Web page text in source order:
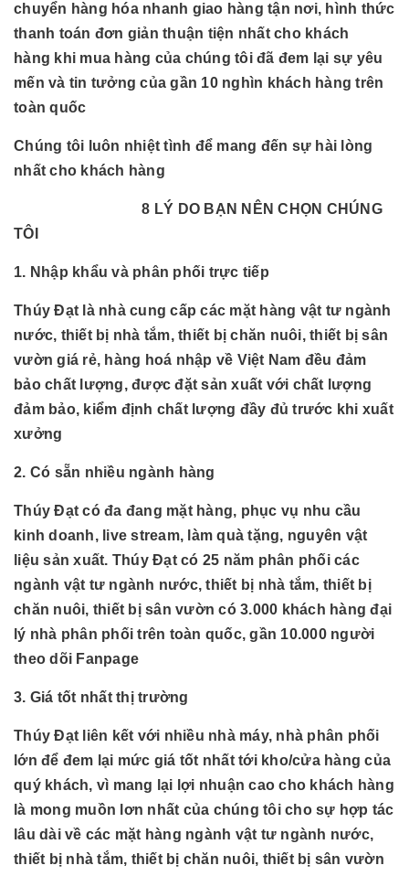
chuyển hàng hóa nhanh giao hàng tận nơi, hình thức
thanh toán đơn giản thuận tiện nhất cho khách
hàng khi mua hàng của chúng tôi đã đem lại sự yêu
mến và tin tưởng của gần 10 nghìn khách hàng trên
toàn quốc
Chúng tôi luôn nhiệt tình để mang đến sự hài lòng
nhất cho khách hàng
8 LÝ DO BẠN NÊN CHỌN CHÚNG
TÔI
1. Nhập khẩu và phân phối trực tiếp
Thúy Đạt là nhà cung cấp các mặt hàng vật tư ngành
nước, thiết bị nhà tắm, thiết bị chăn nuôi, thiết bị sân
vườn giá rẻ, hàng hoá nhập về Việt Nam đều đảm
bảo chất lượng, được đặt sản xuất với chất lượng
đảm bảo, kiểm định chất lượng đầy đủ trước khi xuất
xưởng
2. Có sẵn nhiều ngành hàng
Thúy Đạt có đa đang mặt hàng, phục vụ nhu cầu
kinh doanh, live stream, làm quà tặng, nguyên vật
liệu sản xuất. Thúy Đạt có 25 năm phân phối các
ngành vật tư ngành nước, thiết bị nhà tắm, thiết bị
chăn nuôi, thiết bị sân vườn có 3.000 khách hàng đại
lý nhà phân phối trên toàn quốc, gần 10.000 người
theo dõi Fanpage
3. Giá tốt nhất thị trường
Thúy Đạt liên kết với nhiều nhà máy, nhà phân phối
lớn để đem lại mức giá tốt nhất tới kho/cửa hàng của
quý khách, vì mang lại lợi nhuận cao cho khách hàng
là mong muồn lơn nhất của chúng tôi cho sự hợp tác
lâu dài về các mặt hàng ngành vật tư ngành nước,
thiết bị nhà tắm, thiết bị chăn nuôi, thiết bị sân vườn